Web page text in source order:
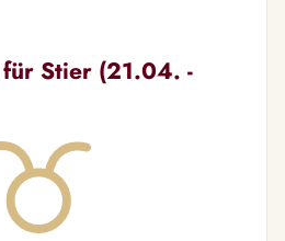
Stier (21.04. -